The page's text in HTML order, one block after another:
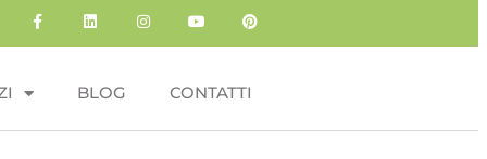
BLOG CONTATTI